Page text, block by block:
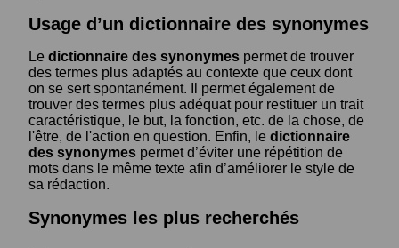
Usage d’un dictionnaire des synonymes
Le dictionnaire des synonymes permet de trouver
des termes plus adaptés au contexte que ceux dont
on se sert spontanément. Il permet également de
trouver des termes plus adéquat pour restituer un trait
caractéristique, le but, la fonction, etc. de la chose, de
l'être, de l'action en question. Enfin, le dictionnaire
des synonymes permet d’éviter une répétition de
mots dans le même texte afin d’améliorer le style de
sa rédaction.
Synonymes les plus recherchés